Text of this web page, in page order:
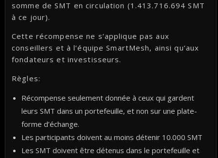
somme de SMT en circulation (1.413.716.694 SMT
à ce jour).
Cette récompense ne s’applique pas aux
conseillers et à l’équipe SmartMesh, ainsi qu’aux
fondateurs et investisseurs.
Règles:
Récompense seulement donnée à ceux qui gardent
leurs SMT dans un portefeuille, et non sur une plate-
forme d’échange.
Les participants doivent au moins détenir 10.000 SMT
Les SMT doivent être détenus dans le portefeuille et